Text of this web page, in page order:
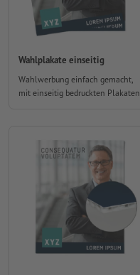
Wahlplakate einseitig
Wahlwerbung einfach gemacht,
mit einseitig bedruckten Plakaten